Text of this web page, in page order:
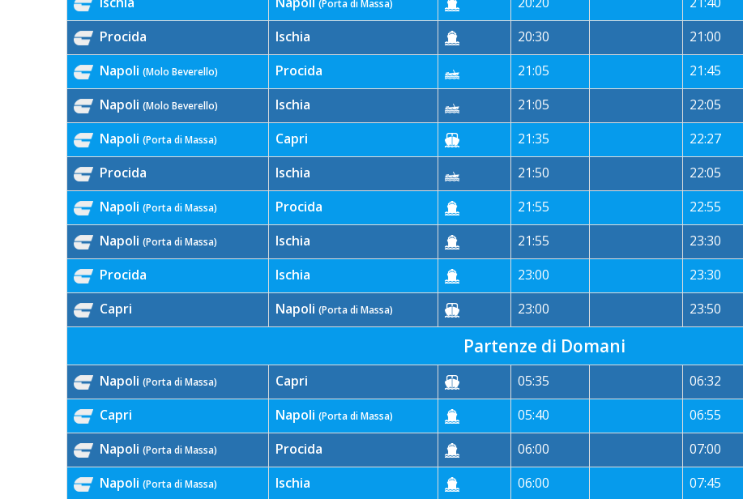
(Porta di Massa)
Procida
Ischia 20:30 21:00
Napoli (Molo Beverello) Procida 21:05
21:45
Napoli (Molo Beverello) Ischia 21:05
22:05
Napoli (Porta di Massa) Capri 21:35
22:27
Procida
Ischia 21:50
22:05
Napoli (Porta di Massa) Procida 21:55
22:55
Napoli (Porta di Massa) Ischia 21:55
23:30
Procida
Ischia 23:00
23:30
Capri
Napoli(Porta di Massa) 23:00 23:50
Partenze di Domani
Napoli (Porta di Massa) Capri 05:35
06:32
Capri
Napoli(Porta di Massa) 05:40
06:55
Napoli (Porta di Massa) Procida 06:00
07:00
Napoli (Porta di Massa) Ischia 06:00
07:45